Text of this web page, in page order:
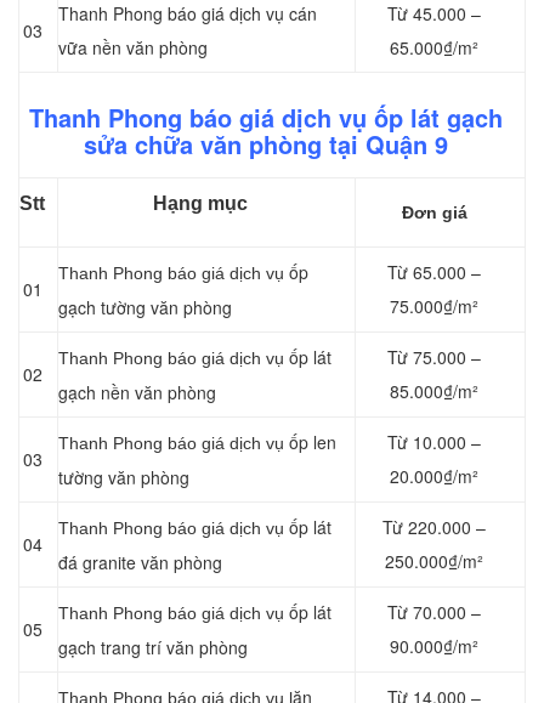
03
Thanh Phong báo giá dịch vụ cán
vữa nền văn phòng
Từ 45.000 –
65.000₫/m²
Thanh Phong báo giá dịch vụ ốp lát gạch
sửa chữa văn phòng tại Quận 9
Stt Hạng mục Đơn giá
01
Thanh Phong báo giá dịch vụ ốp
gạch tường văn phòng
Từ 65.000 –
75.000₫/m²
02
Thanh Phong báo giá dịch vụ ốp lát
gạch nền văn phòng
Từ 75.000 –
85.000₫/m²
03
Thanh Phong báo giá dịch vụ ốp len
tường văn phòng
Từ 10.000 –
20.000₫/m²
04
Thanh Phong báo giá dịch vụ ốp lát
đá granite văn phòng
Từ 220.000 –
250.000₫/m²
05
Thanh Phong báo giá dịch vụ ốp lát
gạch trang trí văn phòng
Từ 70.000 –
90.000₫/m²
Thanh Phong báo giá dịch vụ lăn Từ 14.000 –